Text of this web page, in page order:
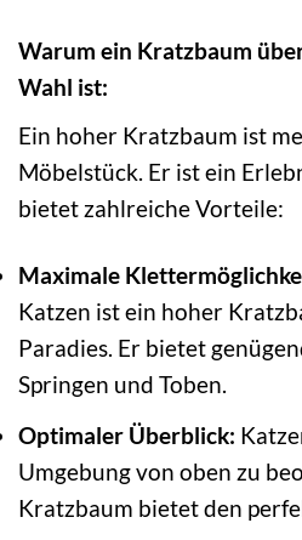
Warum ein Kratzbaum
Wahl ist:
Ein hoher Kratzbaum ist
Möbelstück. Er ist ein
bietet zahlreiche Vorteile:
Maximale
Katzen ist ein hoher
Paradies. Er bietet
Springen und Toben.
Optimaler Überblick:
Umgebung von oben zu
Kratzbaum bietet den